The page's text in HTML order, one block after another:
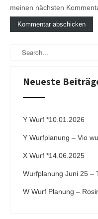
meinen nächsten
Neueste
Y Wurf *10.01.2026
Y Wurfplanung – Vio
X Wurf *14.06.2025
Wurfplanung Juni 25 –
W Wurf Planung –